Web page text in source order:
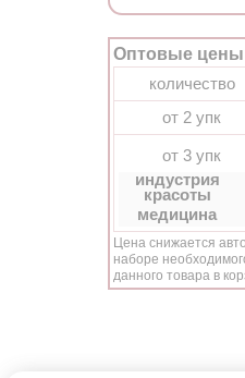
Оптовые цены
количество
от 2 упк
от 3 упк
индустрия
красоты
медицина
Цена снижается
наборе
данного товара в